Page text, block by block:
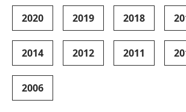
2020 2019 2018
2014 2012 2011
2006